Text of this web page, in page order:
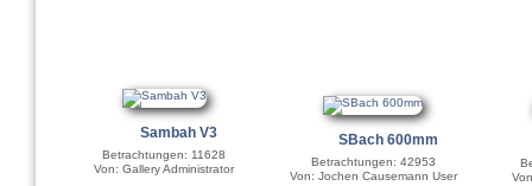
Sambah V3
Betrachtungen: 11628
Von: Gallery Administrator
SBach 600mm
Betrachtungen: 42953
Von: Jochen Causemann User